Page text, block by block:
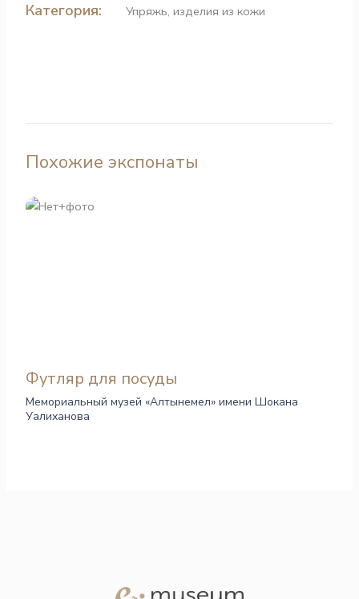
Категория: Упряжь, изделия из кожи
Похожие экспонаты
Футляр для посуды
Мемориальный музей «Алтынемел» имени Шокана
Уалиханова